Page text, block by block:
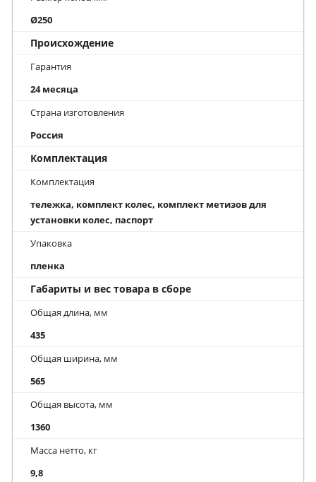
Ø250
Происхождение
Гарантия
24 месяца
Страна изготовления
Россия
Комплектация
Комплектация
тележка, комплект колес, комплект метизов для
установки колес, паспорт
Упаковка
пленка
Габариты и вес товара в сборе
Общая длина, мм
435
Общая ширина, мм
565
Общая высота, мм
1360
Масса нетто, кг
9,8